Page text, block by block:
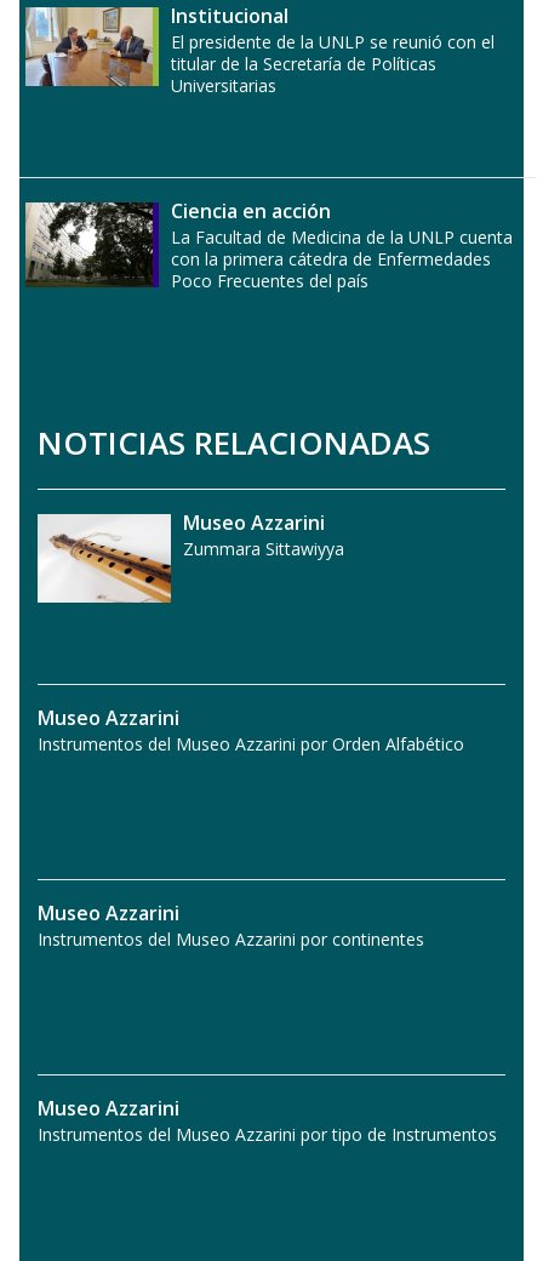
Institucional
El presidente de la UNLP se reunió con el
titular de la Secretaría de Políticas
Universitarias
Ciencia en acción
La Facultad de Medicina de la UNLP cuenta
con la primera cátedra de Enfermedades
Poco Frecuentes del país
NOTICIAS RELACIONADAS
Museo Azzarini
Zummara Sittawiyya
Museo Azzarini
Instrumentos del Museo Azzarini por Orden Alfabético
Museo Azzarini
Instrumentos del Museo Azzarini por continentes
Museo Azzarini
Instrumentos del Museo Azzarini por tipo de Instrumentos